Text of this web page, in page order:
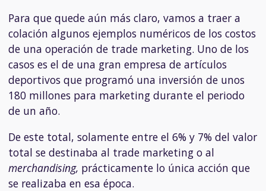
Para que quede aún más claro, vamos a traer a
colación algunos ejemplos numéricos de los costos
de una operación de trade marketing. Uno de los
casos es el de una gran empresa de artículos
deportivos que programó una inversión de unos
180 millones para marketing durante el periodo
de un año.
De este total, solamente entre el 6% y 7% del valor
total se destinaba al trade marketing o al
merchandising, prácticamente lo única acción que
se realizaba en esa época.